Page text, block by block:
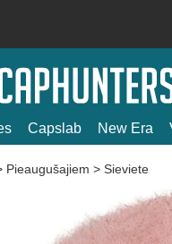
Capslab New Era
Pieaugušajiem > Sieviete